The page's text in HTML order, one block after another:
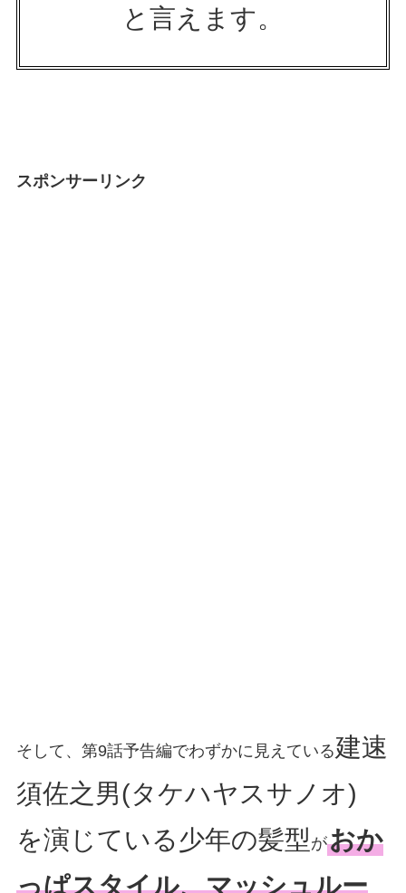
と言えます。
スポンサーリンク
そして、第9話予告編でわずかに見えている建速
須佐之男(タケハヤスサノオ)
を演じている少年の髪型 がおか
っぱスタイル、マッシュルー